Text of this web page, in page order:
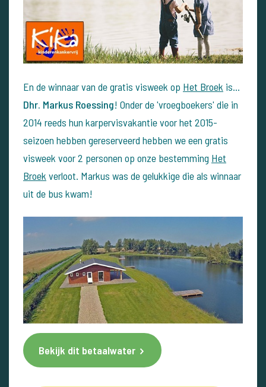
En de winnaar van de gratis visweek op Het Broek is...
Dhr. Markus Roessing! Onder de 'vroegboekers' die in
2014 reeds hun karpervisvakantie voor het 2015-
seizoen hebben gereserveerd hebben we een gratis
visweek voor 2 personen op onze bestemming Het
Broek verloot. Markus was de gelukkige die als winnaar
uit de bus kwam!
Bekijk dit betaalwater